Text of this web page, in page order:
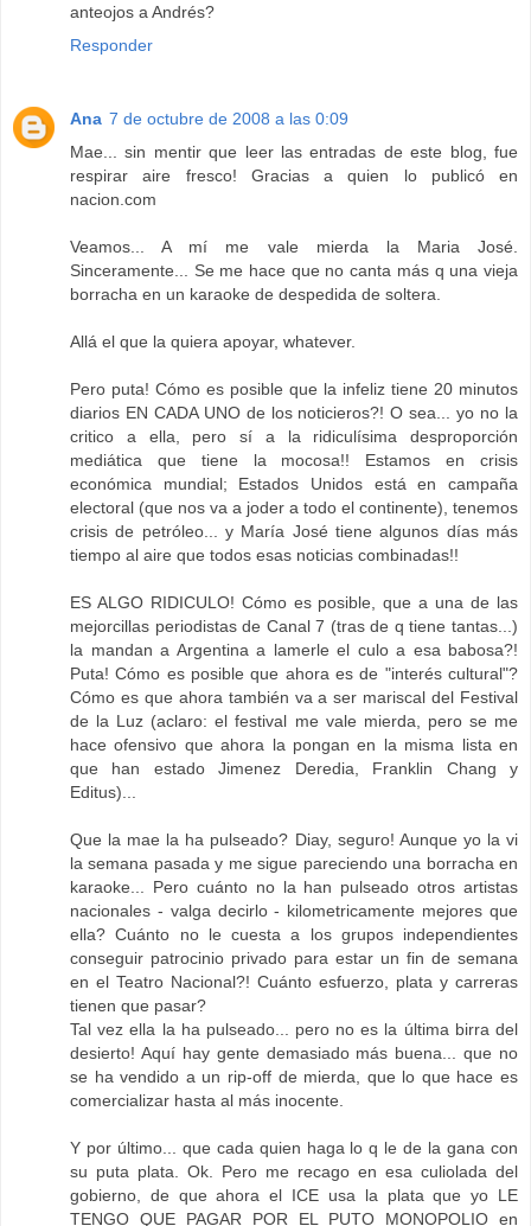
anteojos a Andrés?
Responder
Ana 7 de octubre de 2008 a las 0:09
Mae... sin mentir que leer las entradas de este blog, fue
respirar aire fresco! Gracias a quien lo publicó en
nacion.com
Veamos... A mí me vale mierda la Maria José.
Sinceramente... Se me hace que no canta más q una vieja
borracha en un karaoke de despedida de soltera.
Allá el que la quiera apoyar, whatever.
Pero puta! Cómo es posible que la infeliz tiene 20 minutos
diarios EN CADA UNO de los noticieros?! O sea... yo no la
critico a ella, pero sí a la ridiculísima desproporción
mediática que tiene la mocosa!! Estamos en crisis
económica mundial; Estados Unidos está en campaña
electoral (que nos va a joder a todo el continente), tenemos
crisis de petróleo... y María José tiene algunos días más
tiempo al aire que todos esas noticias combinadas!!
ES ALGO RIDICULO! Cómo es posible, que a una de las
mejorcillas periodistas de Canal 7 (tras de q tiene tantas...)
la mandan a Argentina a lamerle el culo a esa babosa?!
Puta! Cómo es posible que ahora es de "interés cultural"?
Cómo es que ahora también va a ser mariscal del Festival
de la Luz (aclaro: el festival me vale mierda, pero se me
hace ofensivo que ahora la pongan en la misma lista en
que han estado Jimenez Deredia, Franklin Chang y
Editus)...
Que la mae la ha pulseado? Diay, seguro! Aunque yo la vi
la semana pasada y me sigue pareciendo una borracha en
karaoke... Pero cuánto no la han pulseado otros artistas
nacionales - valga decirlo - kilometricamente mejores que
ella? Cuánto no le cuesta a los grupos independientes
conseguir patrocinio privado para estar un fin de semana
en el Teatro Nacional?! Cuánto esfuerzo, plata y carreras
tienen que pasar?
Tal vez ella la ha pulseado... pero no es la última birra del
desierto! Aquí hay gente demasiado más buena... que no
se ha vendido a un rip-off de mierda, que lo que hace es
comercializar hasta al más inocente.
Y por último... que cada quien haga lo q le de la gana con
su puta plata. Ok. Pero me recago en esa culiolada del
gobierno, de que ahora el ICE usa la plata que yo LE
TENGO QUE PAGAR POR EL PUTO MONOPOLIO en